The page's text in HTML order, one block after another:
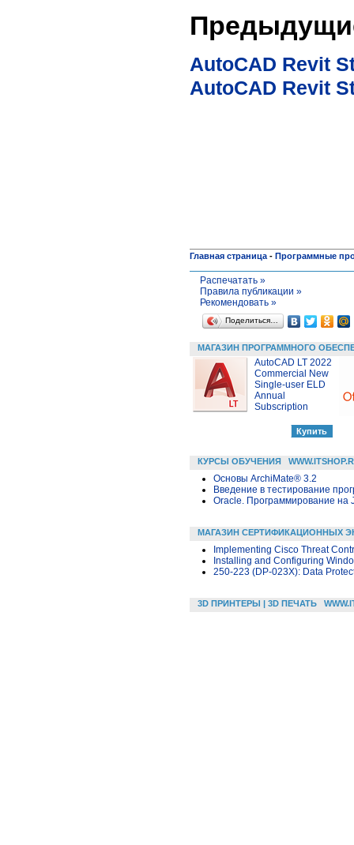
AutoCAD Revit
AutoCAD Revit
Главная страница - Программные
Распечатать »
Правила публикации »
Рекомендовать »
Поделиться…
МАГАЗИН ПРОГРАММНОГО
AutoCAD LT 2022
Commercial New
Single-user ELD
Annual
Subscription
КУРСЫ ОБУЧЕНИЯ
Основы ArchiMate® 3.2
Введение в тестирование
Oracle. Программирование на
МАГАЗИН СЕРТИФИКАЦИОННЫХ
Implementing Cisco Threat
Installing and Configuring
250-223 (DP-023X): Data
3D ПРИНТЕРЫ | 3D ПЕЧАТЬ